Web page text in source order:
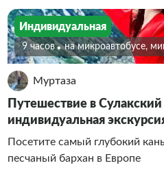
Индивидуальная
9 часов На микроавтобусе,
Муртаза
Путешествие в Сулакский
индивидуальная
Посетите самый глубокий
песчаный бархан в Европе